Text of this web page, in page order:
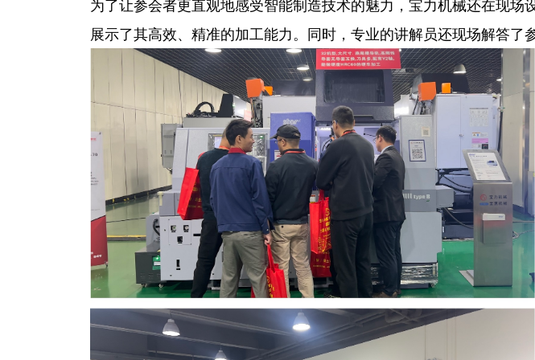
为了让参会者更直观地感受智能制造技术的魅力，宝力机械还在现
展示了其高效、精准的加工能力。同时，专业的讲解员还现场解答了